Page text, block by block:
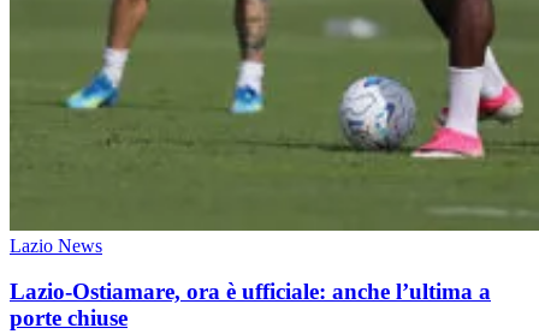
Lazio News
Lazio-Ostiamare, ora è ufficiale: anche l’ultima a
porte chiuse